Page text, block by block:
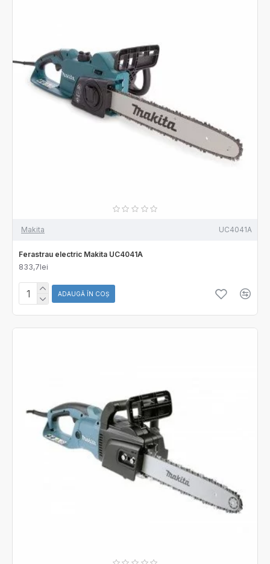
Makita UC4041A
Ferastrau electric Makita UC4041A
833,7lei
ADAUGĂ ÎN COŞ